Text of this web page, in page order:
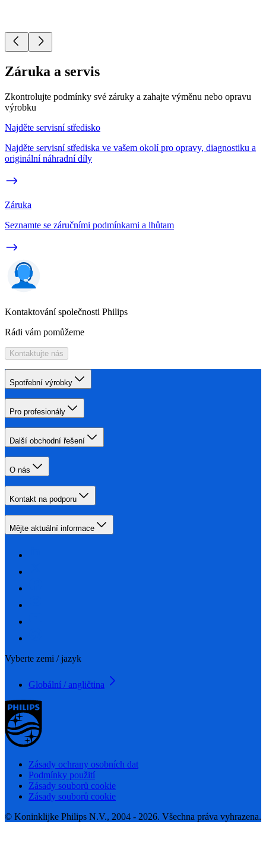
Záruka a servis
Zkontrolujte podmínky své záruky a zahajte výměnu nebo opravu
výrobku
Najděte servisní středisko
Najděte servisní střediska ve vašem okolí pro opravy, diagnostiku a
originální náhradní díly
Záruka
Seznamte se záručními podmínkami a lhůtam
Kontaktování společnosti Philips
Rádi vám pomůžeme
Kontaktujte nás
Spotřební výrobky
Pro profesionály
Další obchodní řešení
O nás
Kontakt na podporu
Mějte aktuální informace
Vyberte zemi / jazyk
Globální / angličtina
Zásady ochrany osobních dat
Podmínky použití
Zásady souborů cookie
Zásady souborů cookie
© Koninklijke Philips N.V., 2004 - 2026. Všechna práva vyhrazena.